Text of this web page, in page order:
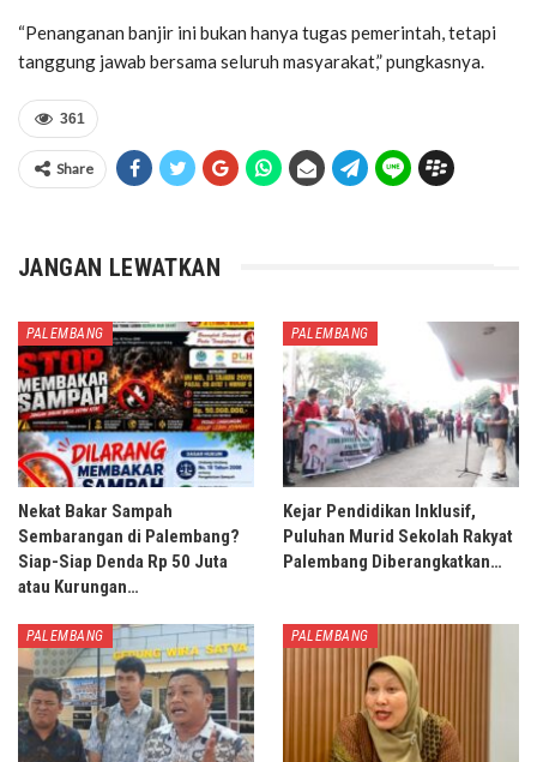
“Penanganan banjir ini bukan hanya tugas pemerintah, tetapi
tanggung jawab bersama seluruh masyarakat,” pungkasnya.
361
Share
JANGAN LEWATKAN
PALEMBANG
Nekat Bakar Sampah
Sembarangan di Palembang?
Siap-Siap Denda Rp 50 Juta
atau Kurungan…
PALEMBANG
Kejar Pendidikan Inklusif,
Puluhan Murid Sekolah Rakyat
Palembang Diberangkatkan…
PALEMBANG PALEMBANG